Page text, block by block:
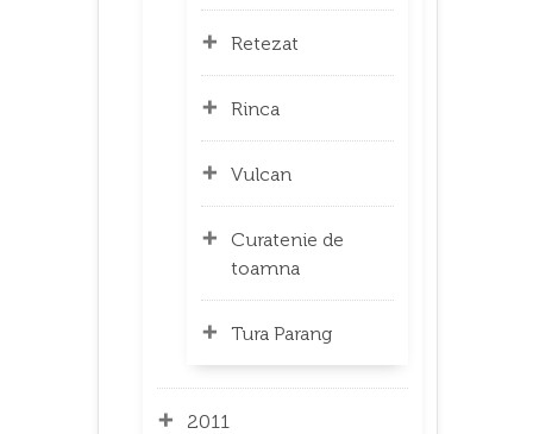
Retezat
Rinca
Vulcan
Curatenie de
toamna
Tura Parang
2011